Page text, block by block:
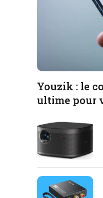
Youzik : le
ultime pour